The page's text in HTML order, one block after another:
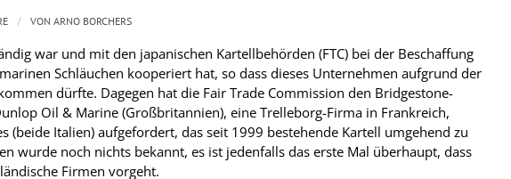
war und mit den japanischen Kartellbehörden (FTC) bei der Beschaffung
Schläuchen kooperiert hat, so dass dieses Unternehmen aufgrund der
dürfte. Dagegen hat die Fair Trade Commission den Bridgestone-
Oil & Marine (Großbritannien), eine Trelleborg-Firma in Frankreich,
(beide Italien) aufgefordert, das seit 1999 bestehende Kartell umgehend zu
wurde noch nichts bekannt, es ist jedenfalls das erste Mal überhaupt, dass
Firmen vorgeht.
/ VON ARNO BORCHERS